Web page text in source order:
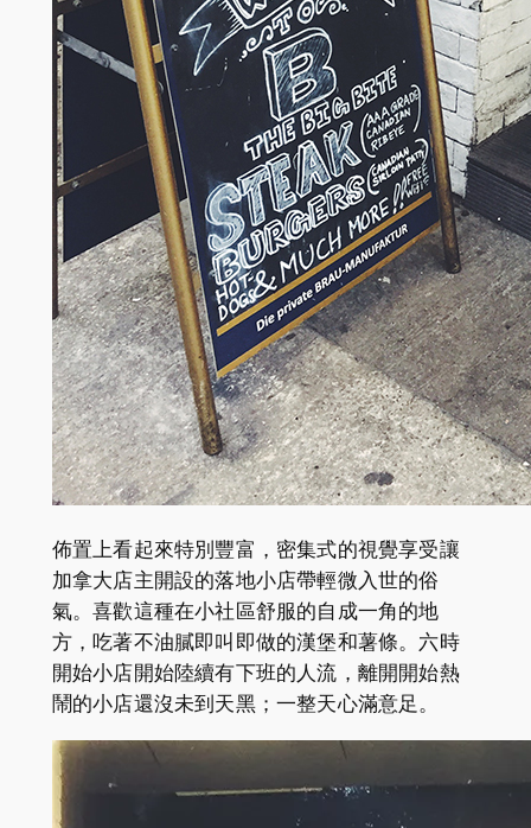
佈置上看起來特別豐富，密集式的視覺享受讓
加拿大店主開設的落地小店帶輕微入世的俗
氣。喜歡這種在小社區舒服的自成一角的地
方，吃著不油膩即叫即做的漢堡和薯條。六時
開始小店開始陸續有下班的人流，離開開始熱
鬧的小店還沒未到天黑；一整天心滿意足。